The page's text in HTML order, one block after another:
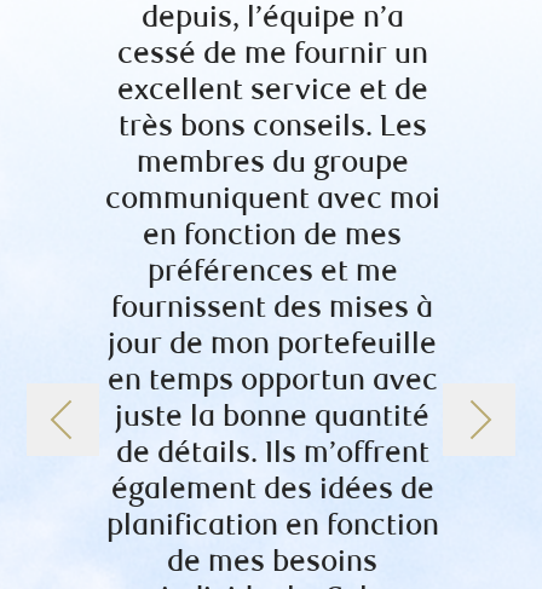
depuis, l’équipe n’a
cessé de me fournir un
excellent service et de
très bons conseils. Les
membres du groupe
communiquent avec moi
en fonction de mes
préférences et me
fournissent des mises à
jour de mon portefeuille
en temps opportun avec
juste la bonne quantité
de détails. Ils m’offrent
également des idées de
planification en fonction
de mes besoins